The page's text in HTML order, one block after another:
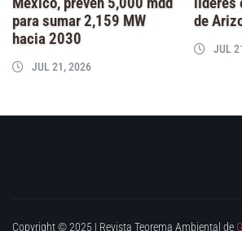
para sumar 2,159 MW
hacia 2030
JUL 21, 2026
de
JUL
Copyright © 2025 | Revista Teorema Ambiental de